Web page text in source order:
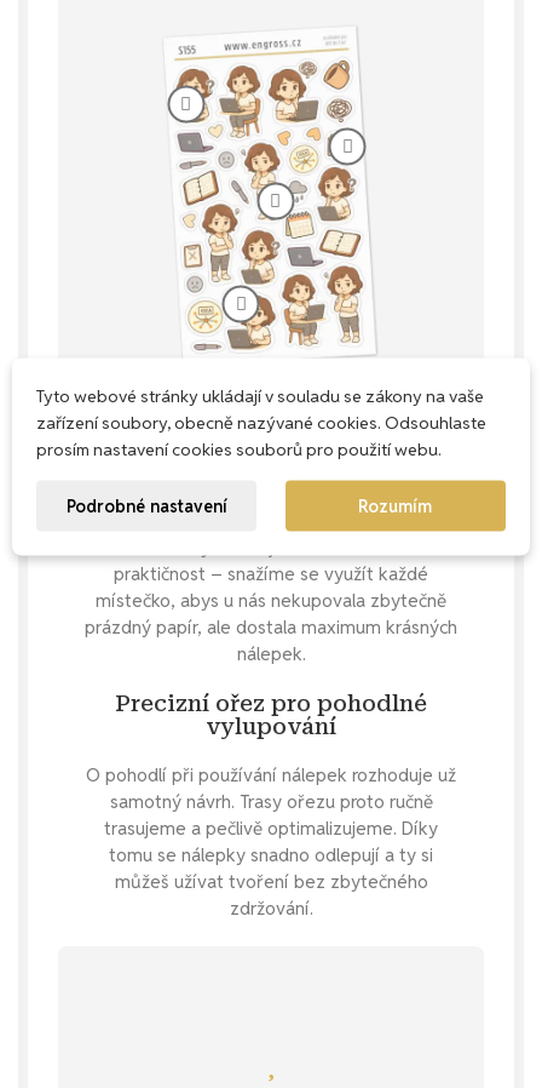
Každý milimetr má smysl
praktičnost – snažíme se využít každé
místečko, abys u nás nekupovala zbytečně
prázdný papír, ale dostala maximum krásných
nálepek.
Precizní ořez pro pohodlné
vylupování
O pohodlí při používání nálepek rozhoduje už
samotný návrh. Trasy ořezu proto ručně
trasujeme a pečlivě optimalizujeme. Díky
tomu se nálepky snadno odlepují a ty si
můžeš užívat tvoření bez zbytečného
zdržování.
zadej si nálepku na přání.
Tyto webové stránky ukládají v souladu se zákony na vaše
zařízení soubory, obecně nazývané cookies. Odsouhlaste
prosím nastavení cookies souborů pro použití webu.
Podrobné nastavení Rozumím